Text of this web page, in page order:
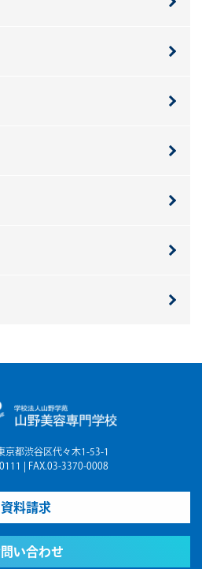
京都渋谷区代々木1-53-1
0111 | FAX.03-3370-0008
資料請求
い合わせ